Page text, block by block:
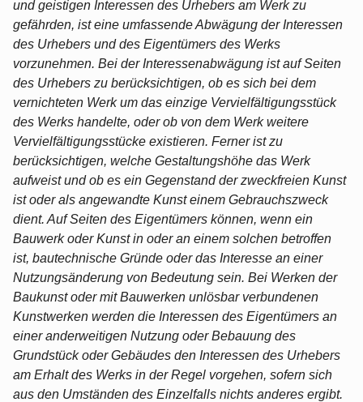
und geistigen Interessen des Urhebers am Werk zu
gefährden, ist eine umfassende Abwägung der Interessen
des Urhebers und des Eigentümers des Werks
vorzunehmen. Bei der Interessenabwägung ist auf Seiten
des Urhebers zu berücksichtigen, ob es sich bei dem
vernichteten Werk um das einzige Vervielfältigungsstück
des Werks handelte, oder ob von dem Werk weitere
Vervielfältigungsstücke existieren. Ferner ist zu
berücksichtigen, welche Gestaltungshöhe das Werk
aufweist und ob es ein Gegenstand der zweckfreien Kunst
ist oder als angewandte Kunst einem Gebrauchszweck
dient. Auf Seiten des Eigentümers können, wenn ein
Bauwerk oder Kunst in oder an einem solchen betroffen
ist, bautechnische Gründe oder das Interesse an einer
Nutzungsänderung von Bedeutung sein. Bei Werken der
Baukunst oder mit Bauwerken unlösbar verbundenen
Kunstwerken werden die Interessen des Eigentümers an
einer anderweitigen Nutzung oder Bebauung des
Grundstück oder Gebäudes den Interessen des Urhebers
am Erhalt des Werks in der Regel vorgehen, sofern sich
aus den Umständen des Einzelfalls nichts anderes ergibt.